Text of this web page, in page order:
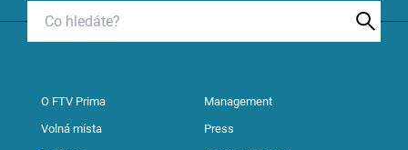
O FTV Prima Management
Volná místa Press